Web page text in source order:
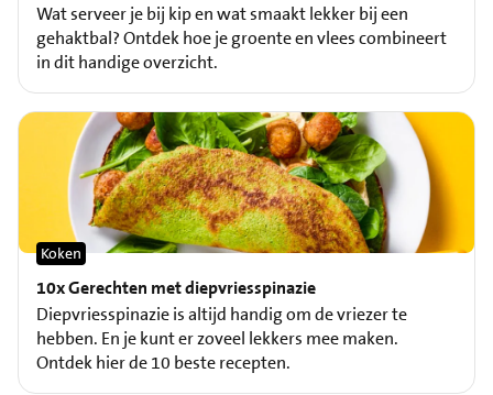
Wat serveer je bij kip en wat smaakt lekker bij een
gehaktbal? Ontdek hoe je groente en vlees combineert
in dit handige overzicht.
10x Gerechten met diepvriesspinazie
Koken
Diepvriesspinazie is altijd handig om de vriezer te
hebben. En je kunt er zoveel lekkers mee maken.
Ontdek hier de 10 beste recepten.